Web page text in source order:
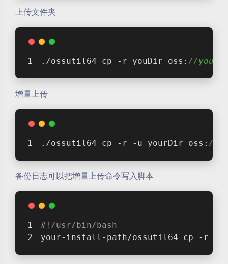
上传文件夹
./ossutil64 cp -r youDir oss: //
增量上传
./ossutil64 cp -r -u yourDir oss: //
备份日志可以把增量上传命令写入脚本
#!/usr/bin/bash
your-install-path/ossutil64 cp -r -u